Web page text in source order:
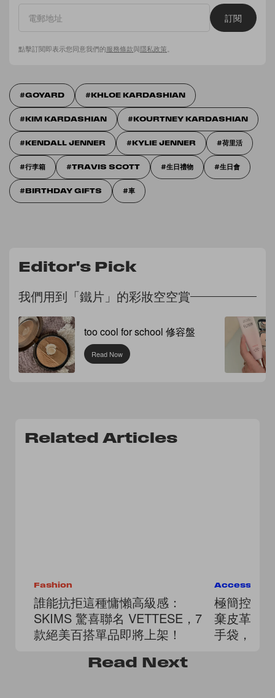
訂閱
點擊訂閱即表示您同意我們的服務條款與隱私政策
GOYARD KHLOE KARDASHIAN
KIM KARDASHIAN KOURTNEY KARDASHIAN
KENDALL JENNER KYLIE JENNER 荷里活
行李箱 TRAVIS SCOTT 生日禮物 生日會
BIRTHDAY GIFTS 車
Editor's Pick
我們用到「鐵片」的彩妝空空賞
too cool for school 修容盤
Read Now
Related Articles
Fashion
誰能抗拒這種慵懶高級感：
SKIMS 驚喜聯名 VETTESE，7
款絕美百搭單品即將上架！
極簡控的
棄皮革的
手袋，正
Read Next